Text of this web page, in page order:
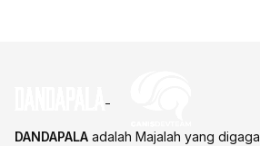
DANDAPALA adalah Majalah yang